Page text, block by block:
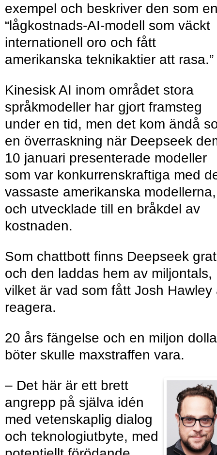
exempel och beskriver den som
“lågkostnads-AI-modell som väckt
internationell oro och fått
amerikanska teknikaktier att rasa.”
Kinesisk AI inom området stora
språkmodeller har gjort framsteg
under en tid, men det kom ändå
en överraskning när Deepseek
10 januari presenterade modeller
som var konkurrenskraftiga med
vassaste amerikanska modellerna,
och utvecklade till en bråkdel av
kostnaden.
Som chattbott finns Deepseek
och den laddas hem av miljontals,
vilket är vad som fått Josh Hawley
reagera.
20 års fängelse och en miljon
böter skulle maxstraffen vara.
– Det här är ett brett
angrepp på själva idén
med vetenskaplig dialog
och teknologiutbyte, med